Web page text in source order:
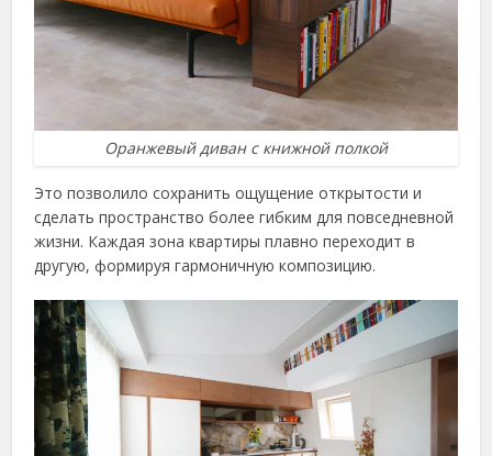
Оранжевый диван с книжной полкой
Это позволило сохранить ощущение открытости и
сделать пространство более гибким для повседневной
жизни. Каждая зона квартиры плавно переходит в
другую, формируя гармоничную композицию.